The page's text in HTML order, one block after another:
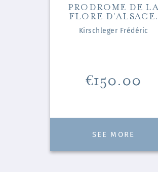
PRODROME DE LA
FLORE D'ALSACE.
Kirschleger Frédéric
Price
€150.00
SEE MORE